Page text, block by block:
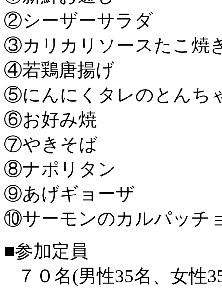
②シーザーサラダ
③カリカリソースたこ焼
④若鶏唐揚げ
⑤にんにくタレのとんち
⑥お好み焼
⑦やきそば
⑧ナポリタン
⑨あげギョーザ
⑩サーモンのカルパッチ
■参加定員
７０名(男性35名、女性